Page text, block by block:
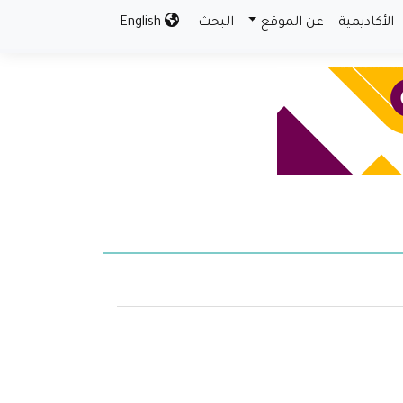
الأكاديمية عن الموقع البحث